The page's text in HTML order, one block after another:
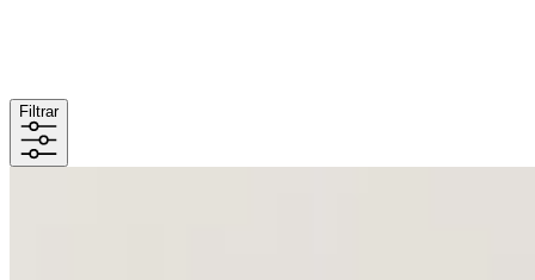
Filtrar